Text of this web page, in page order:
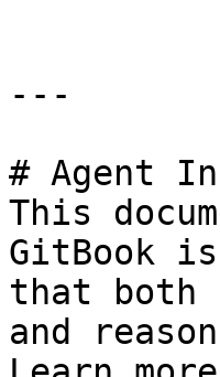
---
# Agent
This
GitBook
that both
and